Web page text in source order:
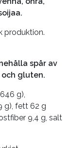
produktion.
spår av
gluten.
g),
g), fett 62 g
9,4 g, salt